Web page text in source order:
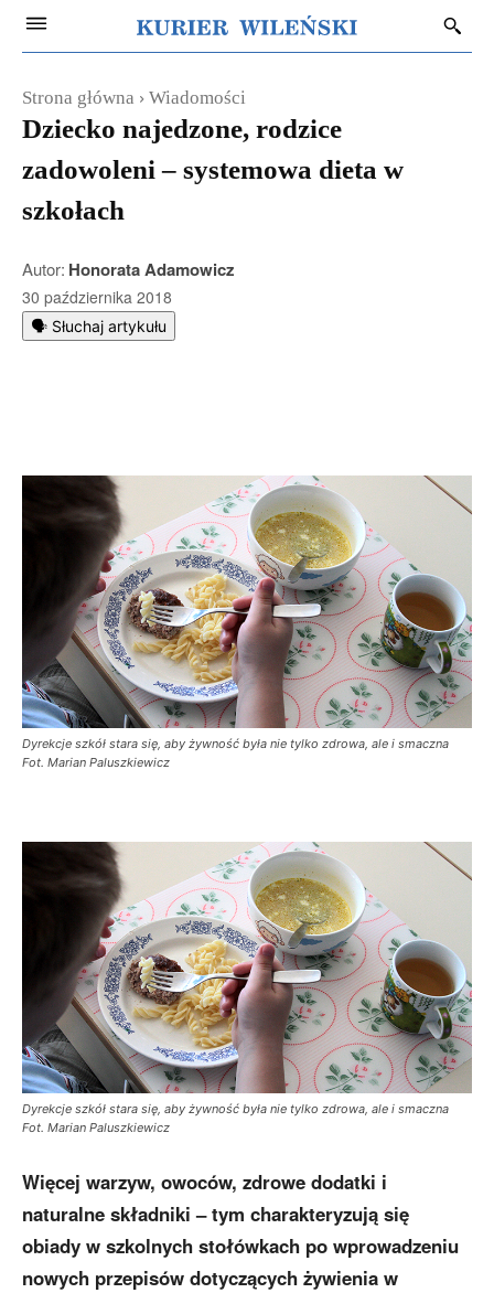
Strona główna Wiadomości
Dziecko najedzone, rodzice
zadowoleni – systemowa dieta w
szkołach
Autor: Honorata Adamowicz
30 października 2018
🗣️ Słuchaj artykułu
Dyrekcje szkół stara się, aby żywność była nie tylko zdrowa, ale i smaczna
Fot. Marian Paluszkiewicz
Dyrekcje szkół stara się, aby żywność była nie tylko zdrowa, ale i smaczna
Fot. Marian Paluszkiewicz
Więcej warzyw, owoców, zdrowe dodatki i
naturalne składniki – tym charakteryzują się
obiady w szkolnych stołówkach po wprowadzeniu
nowych przepisów dotyczących żywienia w